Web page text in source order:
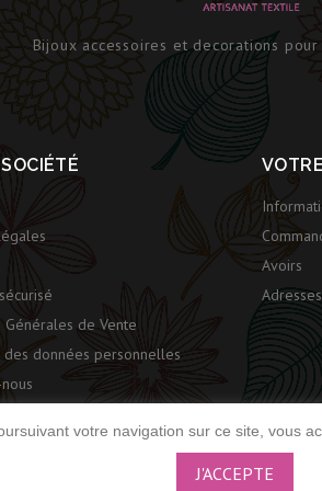
Bijoux accessoires et decorations
Générales de Vente
des données personnelles
Avoirs
Adresses
votre navigation sur ce site, vous
J'ACCEPTE